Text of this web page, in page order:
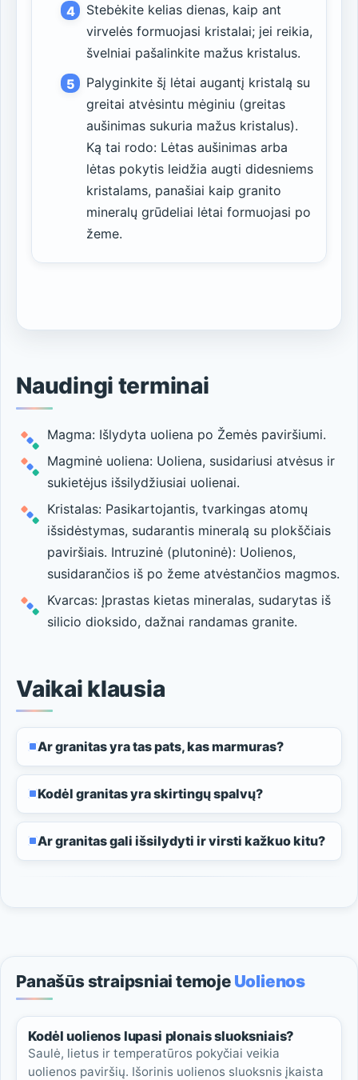
Stebėkite kelias dienas, kaip ant
virvelės formuojasi kristalai; jei reikia,
švelniai pašalinkite mažus kristalus.
Palyginkite šį lėtai augantį kristalą su
greitai atvėsintu mėginiu (greitas
aušinimas sukuria mažus kristalus).
Ką tai rodo: Lėtas aušinimas arba
lėtas pokytis leidžia augti didesniems
kristalams, panašiai kaip granito
mineralų grūdeliai lėtai formuojasi po
žeme.
Naudingi terminai
Magma: Išlydyta uoliena po Žemės paviršiumi.
Magminė uoliena: Uoliena, susidariusi atvėsus ir
sukietėjus išsilydžiusiai uolienai.
Kristalas: Pasikartojantis, tvarkingas atomų
išsidėstymas, sudarantis mineralą su plokščiais
paviršiais. Intruzinė (plutoninė): Uolienos,
susidarančios iš po žeme atvėstančios magmos.
Kvarcas: Įprastas kietas mineralas, sudarytas iš
silicio dioksido, dažnai randamas granite.
Vaikai klausia
Ar granitas yra tas pats, kas marmuras?
Kodėl granitas yra skirtingų spalvų?
Ar granitas gali išsilydyti ir virsti kažkuo kitu?
Panašūs straipsniai temoje Uolienos
Kodėl uolienos lupasi plonais sluoksniais?
Saulė, lietus ir temperatūros pokyčiai veikia
uolienos paviršių. Išorinis uolienos sluoksnis įkaista